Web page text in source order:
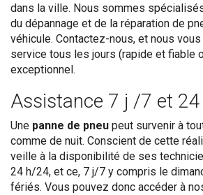
dans la ville. Nous sommes
du dépannage et de la réparation de
véhicule. Contactez-nous, et nous
service tous les jours (rapide et fiable
exceptionnel.
Assistance 7 j /7 et
Une panne de pneu peut survenir à
comme de nuit. Conscient de cette
veille à la disponibilité de ses
24 h/24, et ce, 7 j/7 y compris le
fériés. Vous pouvez donc accéder à